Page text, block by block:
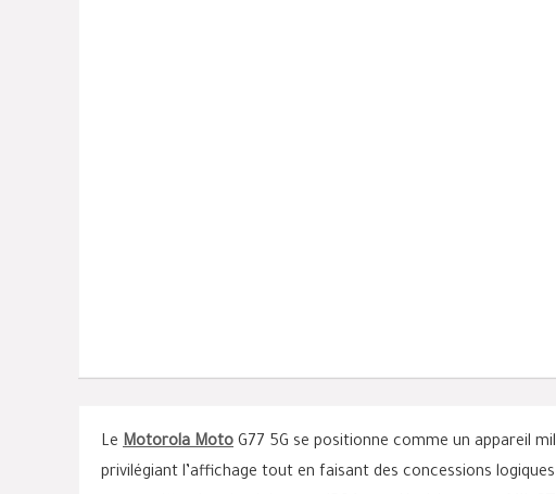
Le Motorola Moto G77 5G se positionne comme un appareil
privilégiant l’affichage tout en faisant des concessions